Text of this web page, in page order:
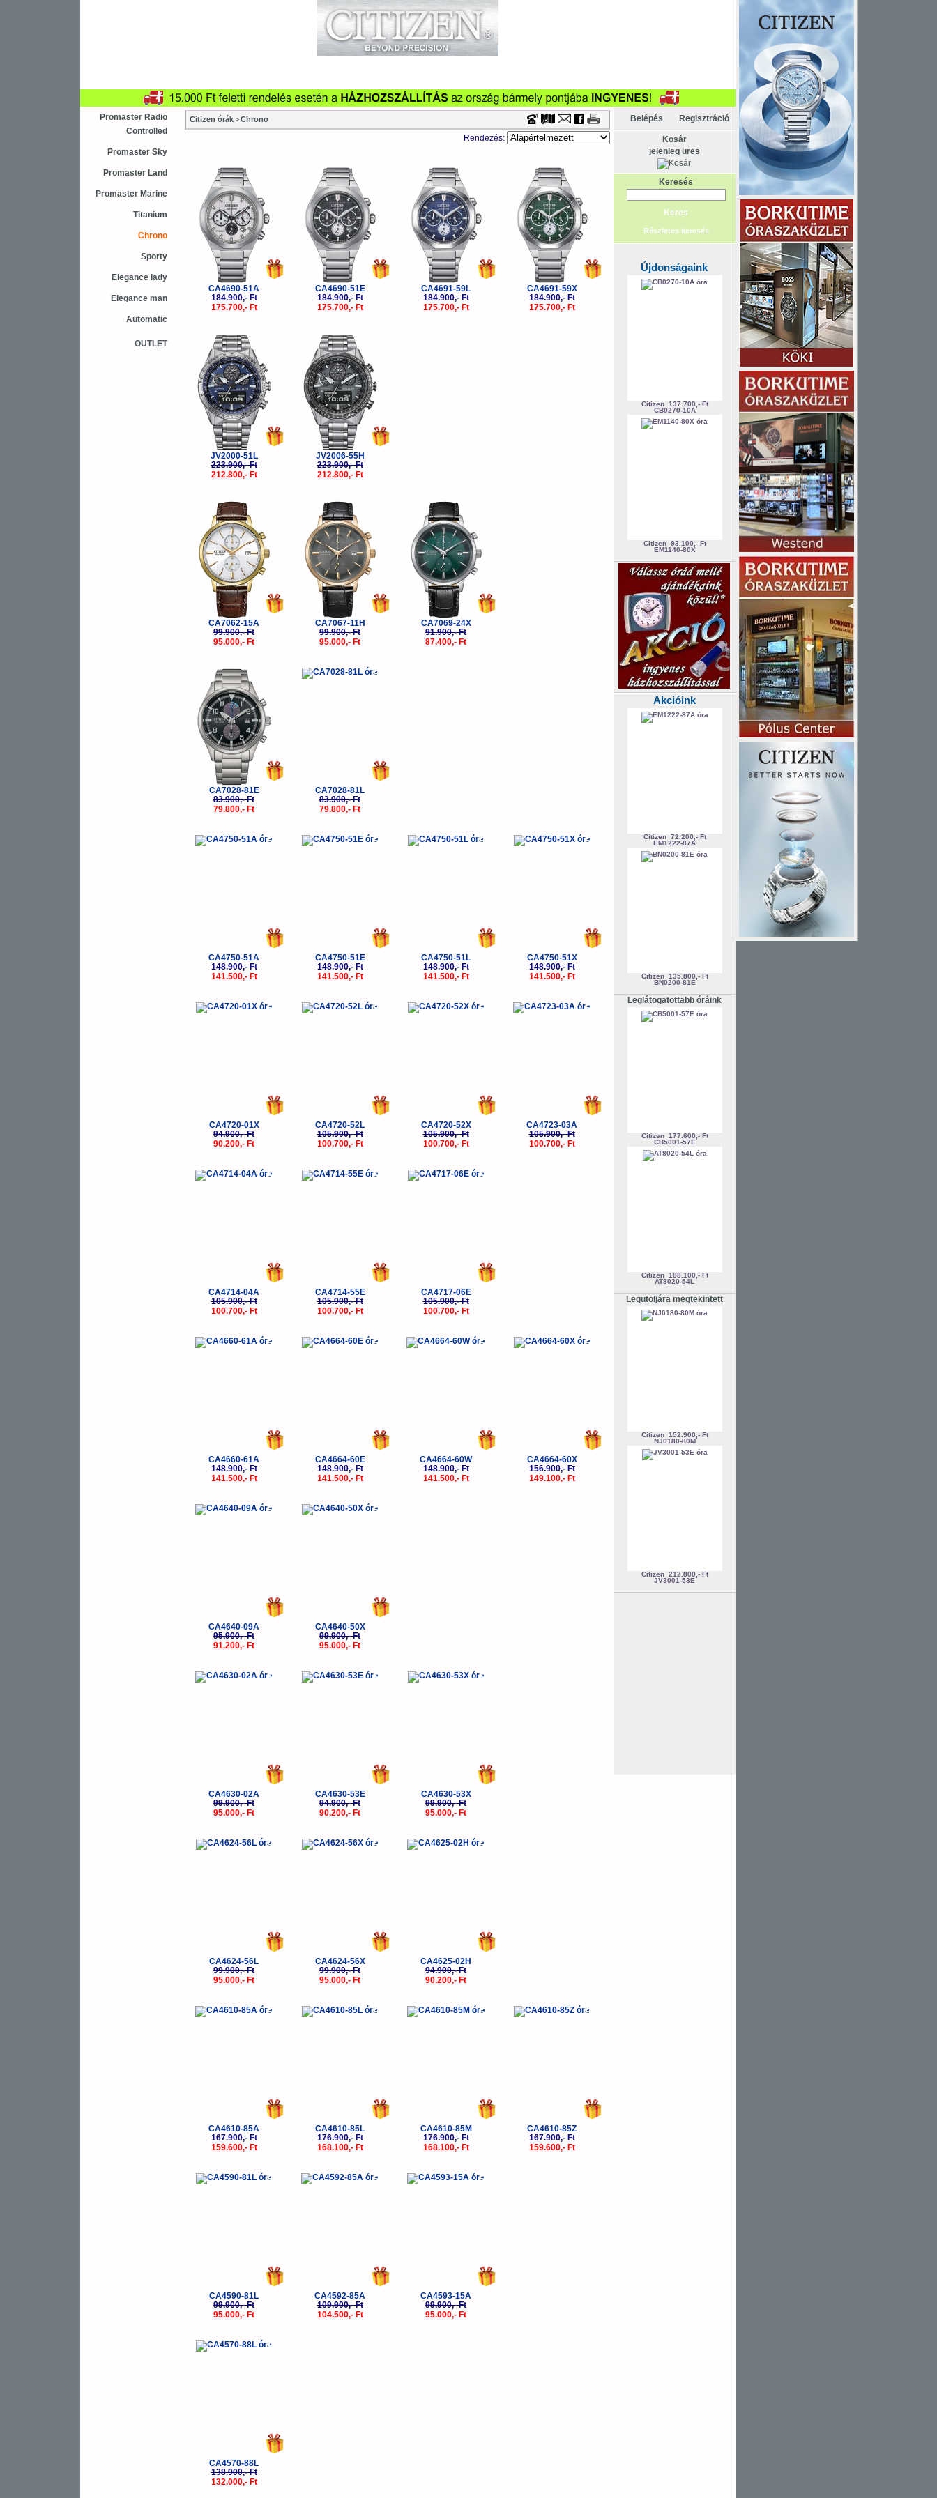
Promaster Radio
Controlled
Promaster Sky
Promaster Land
Promaster Marine
Titanium
Chrono
Sporty
Elegance lady
Elegance man
Automatic
OUTLET
Citizen órák > Chrono
Rendezés:
CA4690-51A
184.900,- Ft
175.700,- Ft
CA4690-51E
184.900,- Ft
175.700,- Ft
CA4691-59L
184.900,- Ft
175.700,- Ft
CA4691-59X
184.900,- Ft
175.700,- Ft
JV2000-51L
223.900,- Ft
212.800,- Ft
JV2006-55H
223.900,- Ft
212.800,- Ft
CA7062-15A
99.900,- Ft
95.000,- Ft
CA7067-11H
99.900,- Ft
95.000,- Ft
CA7069-24X
91.900,- Ft
87.400,- Ft
CA7028-81E
83.900,- Ft
79.800,- Ft
-5%
CA7028-81L
83.900,- Ft
79.800,- Ft
-5%
CA4750-51A
148.900,- Ft
141.500,- Ft
-5%
CA4750-51E
148.900,- Ft
141.500,- Ft
-5%
CA4750-51L
148.900,- Ft
141.500,- Ft
-5%
CA4750-51X
148.900,- Ft
141.500,- Ft
-5%
CA4720-01X
94.900,- Ft
90.200,- Ft
-5%
CA4720-52L
105.900,- Ft
100.700,- Ft
-5%
CA4720-52X
105.900,- Ft
100.700,- Ft
-5%
CA4723-03A
105.900,- Ft
100.700,- Ft
-5%
CA4714-04A
105.900,- Ft
100.700,- Ft
-5%
CA4714-55E
105.900,- Ft
100.700,- Ft
-5%
CA4717-06E
105.900,- Ft
100.700,- Ft
-5%
CA4660-61A
148.900,- Ft
141.500,- Ft
-5%
CA4664-60E
148.900,- Ft
141.500,- Ft
-5%
CA4664-60W
148.900,- Ft
141.500,- Ft
-5%
CA4664-60X
156.900,- Ft
149.100,- Ft
-5%
CA4640-09A
95.900,- Ft
91.200,- Ft
-5%
CA4640-50X
99.900,- Ft
95.000,- Ft
-5%
CA4630-02A
99.900,- Ft
95.000,- Ft
-5%
CA4630-53E
94.900,- Ft
90.200,- Ft
-5%
CA4630-53X
99.900,- Ft
95.000,- Ft
-5%
CA4624-56L
99.900,- Ft
95.000,- Ft
-5%
CA4624-56X
99.900,- Ft
95.000,- Ft
-5%
CA4625-02H
94.900,- Ft
90.200,- Ft
-5%
CA4610-85A
167.900,- Ft
159.600,- Ft
-5%
CA4610-85L
176.900,- Ft
168.100,- Ft
-5%
CA4610-85M
176.900,- Ft
168.100,- Ft
-5%
CA4610-85Z
167.900,- Ft
159.600,- Ft
-5%
CA4590-81L
99.900,- Ft
95.000,- Ft
-5%
CA4592-85A
109.900,- Ft
104.500,- Ft
-5%
CA4593-15A
99.900,- Ft
95.000,- Ft
-5%
CA4570-88L
138.900,- Ft
132.000,- Ft
Belépés Regisztráció
Kosár
jelenleg üres
Keresés
Részletes keresés
Újdonságaink
Citizen 137.700,- Ft
CB0270-10A
Citizen 93.100,- Ft
EM1140-80X
Akcióink
Citizen 72.200,- Ft
EM1222-87A
Citizen 135.800,- Ft
BN0200-81E
Leglátogatottabb óráink
Citizen 177.600,- Ft
CB5001-57E
Citizen 188.100,- Ft
AT8020-54L
Legutoljára megtekintett
Citizen 152.900,- Ft
NJ0180-80M
Citizen 212.800,- Ft
JV3001-53E